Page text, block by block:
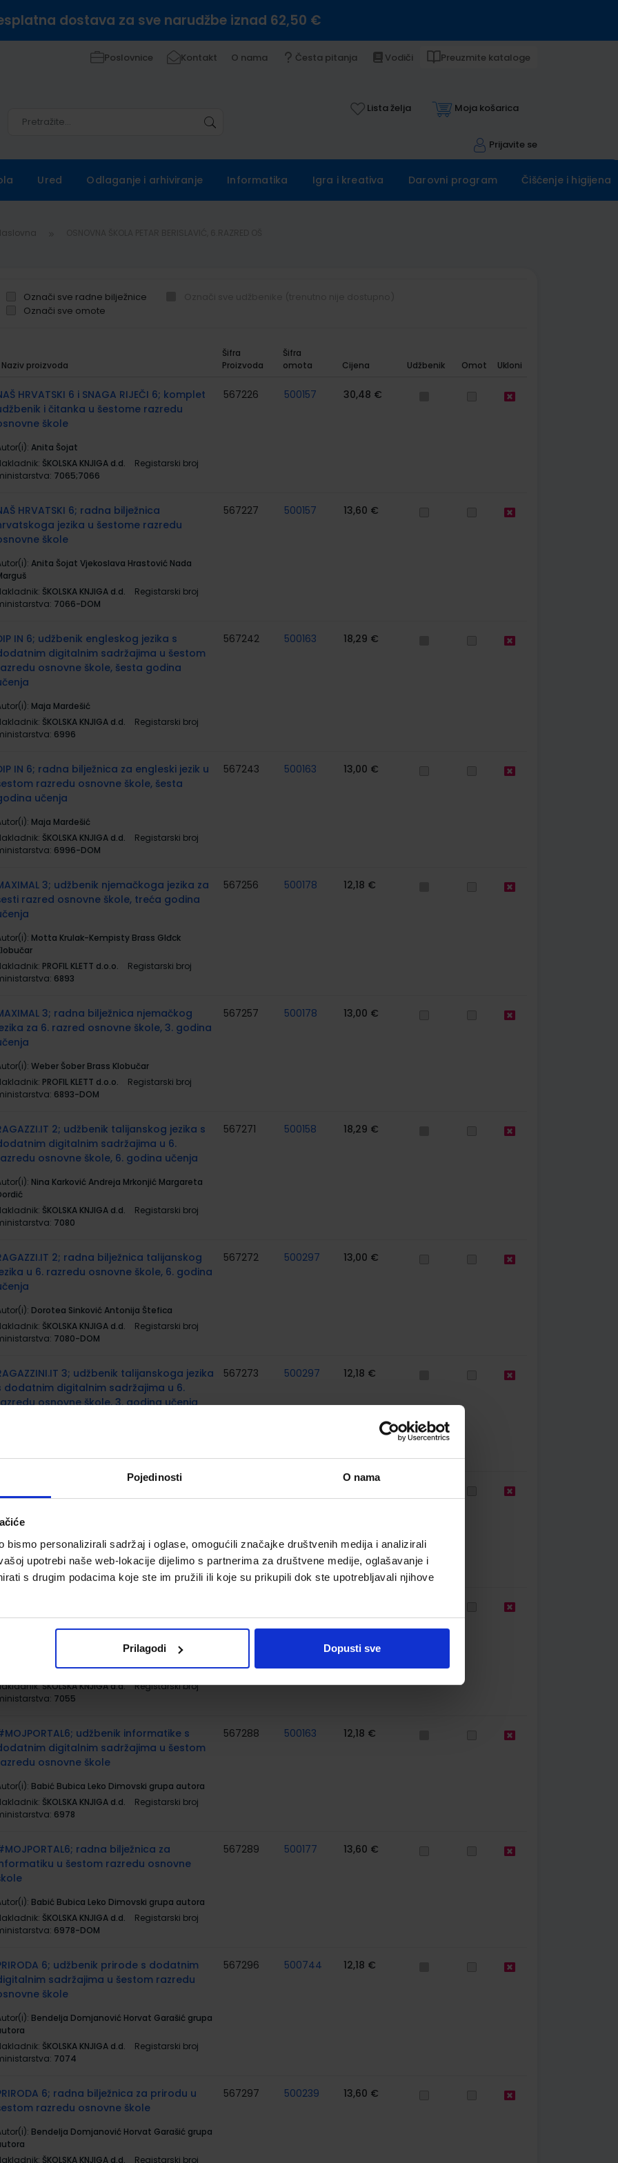
Pojedinosti O nama
bismo personalizirali sadržaj i oglase, omogućili značajke društvenih medija i analizirali
upotrebi naše web-lokacije dijelimo s partnerima za društvene medije, oglašavanje i
s drugim podacima koje ste im pružili ili koje su prikupili dok ste upotrebljavali njihove
Prilagodi Dopusti sve
dostava za sve narudžbe iznad 62,50 €
Poslovnice Kontakt O nama Česta pitanja Vodiči Preuzmite kataloge
Lista želja Moja košarica
Prijavite se
Ured Odlaganje i arhiviranje Informatika Igra i kreativa Darovni program Čišćenje i higijena
Označi sve radne bilježnice
Označi sve omote
Naziv proizvoda
Šifra
Proizvoda
Šifra
omota
Cijena Udžbenik Omot Ukloni
HRVATSKI 6 i SNAGA RIJEČI 6; komplet
i čitanka u šestome razredu
škole
Anita Šojat
ŠKOLSKA KNJIGA d.d.
Registarski broj
7065;7066
567226 500157 30,48 €
HRVATSKI 6; radna bilježnica
jezika u šestome razredu
škole
Anita Šojat Vjekoslava Hrastović Nada
ŠKOLSKA KNJIGA d.d.
Registarski broj
7066-DOM
567227 500157 13,60 €
IN 6; udžbenik engleskog jezika s
digitalnim sadržajima u šestom
osnovne škole, šesta godina
Maja Mardešić
ŠKOLSKA KNJIGA d.d.
Registarski broj
6996
567242 500163 18,29 €
IN 6; radna bilježnica za engleski jezik u
razredu osnovne škole, šesta
učenja
Maja Mardešić
ŠKOLSKA KNJIGA d.d.
Registarski broj
6996-DOM
567243 500163 13,00 €
3; udžbenik njemačkoga jezika za
razred osnovne škole, treća godina
Motta Krulak-Kempisty Brass Glđck
PROFIL KLETT d.o.o.
Registarski broj
6893
567256 500178 12,18 €
3; radna bilježnica njemačkog
za 6. razred osnovne škole, 3. godina
Weber Šober Brass Klobučar
PROFIL KLETT d.o.o.
Registarski broj
6893-DOM
567257 500178 13,00 €
2; udžbenik talijanskog jezika s
digitalnim sadržajima u 6.
osnovne škole, 6. godina učenja
Nina Karković Andreja Mrkonjić Margareta
ŠKOLSKA KNJIGA d.d.
Registarski broj
7080
567271 500158 18,29 €
2; radna bilježnica talijanskog
u 6. razredu osnovne škole, 6. godina
Dorotea Sinković Antonija Štefica
ŠKOLSKA KNJIGA d.d.
Registarski broj
7080-DOM
567272 500297 13,00 €
3; udžbenik talijanskoga jezika
dodatnim digitalnim sadržajima u 6.
osnovne škole, 3. godina učenja
567273 500297 12,18 €
3. godina učenja
Nina Karković Andreja Mrkonjić
ŠKOLSKA KNJIGA d.d.
Registarski broj
ministarstva:
sdds u šestom razredu
osnovne škole sa zadatcima za rješavanje
Antunović Piton Bogner Boroš Brkić Kuliš
ŠKOLSKA KNJIGA d.d.
Registarski broj
7055
udžbenik informatike s
digitalnim sadržajima u šestom
osnovne škole
Babić Bubica Leko Dimovski grupa autora
ŠKOLSKA KNJIGA d.d.
Registarski broj
6978
567288 500163 12,18 €
radna bilježnica za
u šestom razredu osnovne
Babić Bubica Leko Dimovski grupa autora
ŠKOLSKA KNJIGA d.d.
Registarski broj
6978-DOM
567289 500177 13,60 €
6; udžbenik prirode s dodatnim
sadržajima u šestom razredu
škole
Bendelja Domjanović Horvat Garašić grupa
ŠKOLSKA KNJIGA d.d.
Registarski broj
7074
567296 500744 12,18 €
6; radna bilježnica za prirodu u
razredu osnovne škole
Bendelja Domjanović Horvat Garašić grupa
ŠKOLSKA KNJIGA d.d. Registarski broj
567297 500239 13,60 €